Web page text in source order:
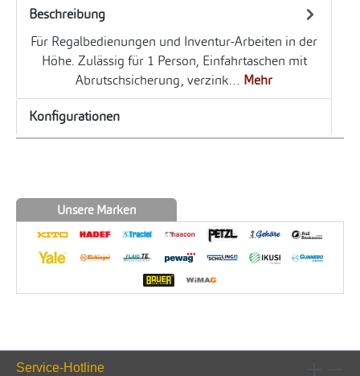
Beschreibung
Für Regalbedienungen und Inventur-Arbeiten in der
Höhe. Zulässig für 1 Person, Einfahrtaschen mit
Abrutschsicherung, verzink… Mehr
Konfigurationen
Unsere Marken
Service-Hotline